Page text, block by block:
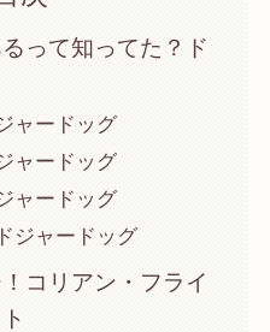
って知ってた？ド
ャードッグ
ャードッグ
ャードッグ
ジャードッグ
コリアン・フライ